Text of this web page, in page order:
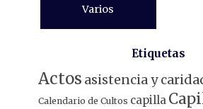
Varios
Etiquetas
Actos asistencia y
Calendario de Cultos capilla